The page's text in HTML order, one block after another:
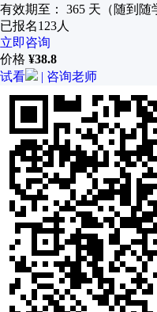
有效期至：
365 天（随到随
已报名123人
立即咨询
价格 ¥38.8
试看
| 咨询老师